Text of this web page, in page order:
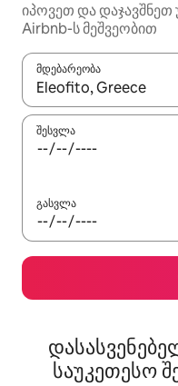
იპოვეთ და
Airbnb-ს მეშვეობით
მდებარეობა
როცა შედეგები
შესვლა
გასვლა
საუკეთესო